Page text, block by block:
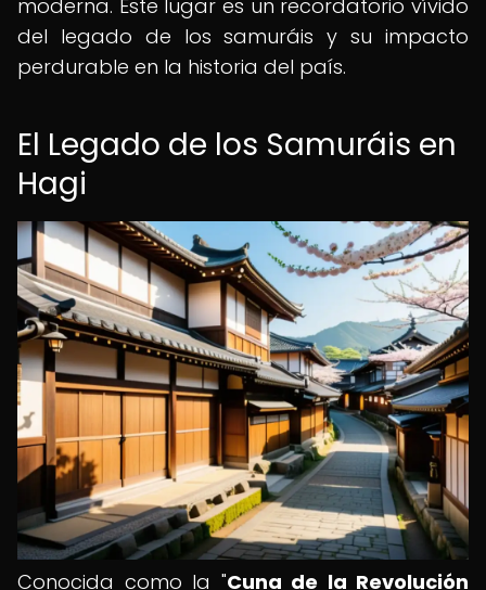
moderna. Este lugar es un recordatorio vívido
del legado de los samuráis y su impacto
perdurable en la historia del país.
El Legado de los Samuráis en
Hagi
Conocida como la "Cuna de la Revolución